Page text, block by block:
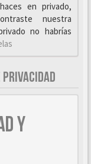
en privado,
nuestra
no habrías
Y